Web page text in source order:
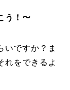
う！〜
いですか？ま
れをできるよ